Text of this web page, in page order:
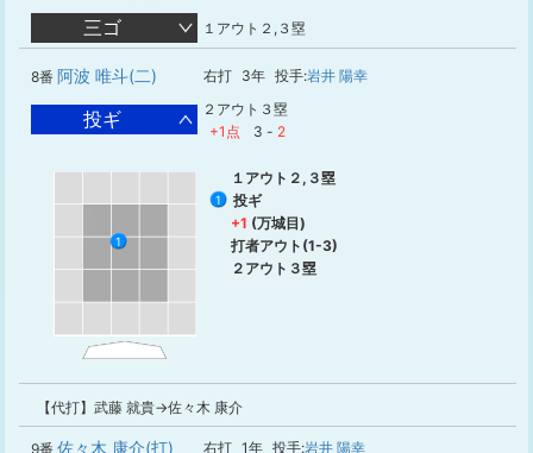
三ゴ １アウト２,３塁
8番 阿波 唯斗(二) 右打 3年 投手:岩井 陽幸
投ギ
２アウト３塁
+1点
3 - 2
1
１アウト２,３塁
1
投ギ
+1 (万城目)
打者アウト(1-3)
２アウト３塁
【代打】武藤 就貴→佐々木 康介
9番 佐々木 康介(打) 右打 1年 投手:岩井 陽幸